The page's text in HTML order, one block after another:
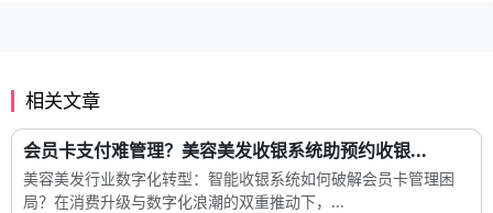
相关文章
会员卡支付难管理？美容美发收银系统助预约收银...
美容美发行业数字化转型：智能收银系统如何破解会员卡管理困
局？在消费升级与数字化浪潮的双重推动下，...